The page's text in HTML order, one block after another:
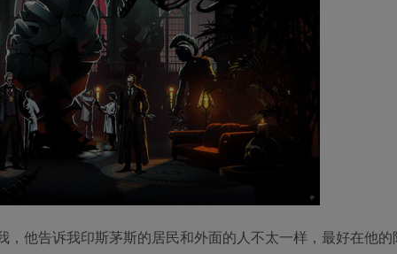
他告诉我印斯茅斯的居民和外面的人不太一样，最好在他